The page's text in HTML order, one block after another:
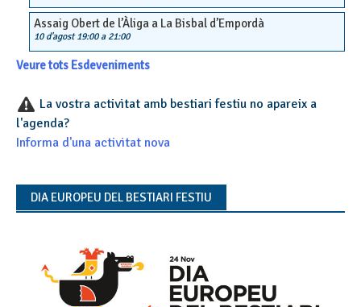
Assaig Obert de l’Àliga a La Bisbal d’Empordà
10 d'agost 19:00a 21:00
Veure tots Esdeveniments
La vostra activitat amb bestiari festiu no apareix a
l'agenda?
Informa d'una activitat nova
DIA EUROPEU DEL BESTIARI FESTIU